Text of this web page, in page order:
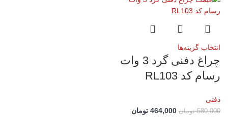
انتخاب گزینه‌ها
چراغ دفنی گرد 3 وات
رسام کد RL103
دفنی
580,000 تومان 464,000 تومان